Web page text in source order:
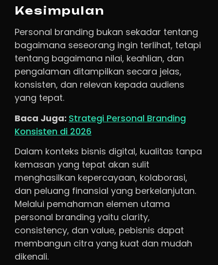
Kesimpulan
Personal branding bukan sekadar tentang
bagaimana seseorang ingin terlihat, tetapi
tentang bagaimana nilai, keahlian, dan
pengalaman ditampilkan secara jelas,
konsisten, dan relevan kepada audiens
yang tepat.
Baca Juga: Strategi Personal Branding
Konsisten di 2026
Dalam konteks bisnis digital, kualitas tanpa
kemasan yang tepat akan sulit
menghasilkan kepercayaan, kolaborasi,
dan peluang finansial yang berkelanjutan.
Melalui pemahaman elemen utama
personal branding yaitu clarity,
consistency, dan value, pebisnis dapat
membangun citra yang kuat dan mudah
dikenali.